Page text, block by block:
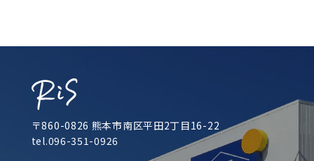
〒860-0826 熊本市南区平田2丁目16-22
tel.096-351-0926